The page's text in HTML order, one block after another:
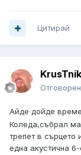
Цитирай
KrusTnik
Айде дойде
Коледа,събрал
трепет в сърцето
една акустична